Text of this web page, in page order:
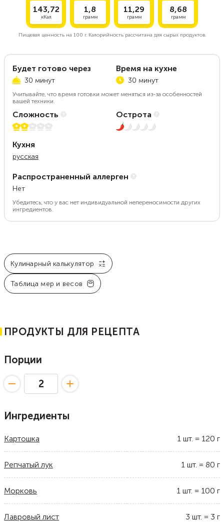
143,72
кКал
1,8
грамм
11,29
грамм
8,68
грамм
Пищевая ценность на 100 г.Калорийность рассчитана для сырых продуктов.
Будет готово через
30 минут
Время на кухне
30 минут
Учитывайте, что время готовки может меняться из-за особенностей
вашей техники.
Сложность
2 из 5
Острота
1 из 5
Кухня
русская
Распространенный аллерген
Нет
Убедитесь, что у вас нет индивидуальной непереносимости других
ингредиентов.
Кулинарный калькулятор
Таблица мер и весов
ПРОДУКТЫ ДЛЯ РЕЦЕПТА
Порции
Ингредиенты
Картошка 1 шт. = 120 г
Репчатый лук 1 шт. = 80 г
Морковь 1 шт. = 100 г
Лавровый лист 3 шт. = 3 г